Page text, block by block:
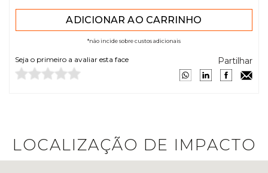
*não incide sobre custos adicionais
Seja o primeiro a avaliar esta face Partilhar
LOCALIZAÇÃO DE IMPACTO